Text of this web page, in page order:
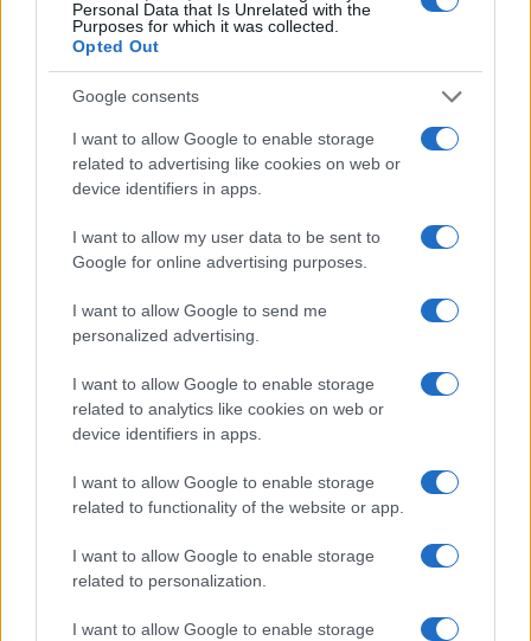
Personal Data that Is Unrelated with the
Purposes for which it was collected.
Opted Out
Google consents
I want to allow Google to enable storage
related to advertising like cookies on web or
device identifiers in apps.
I want to allow my user data to be sent to
Google for online advertising purposes.
I want to allow Google to send me
personalized advertising.
I want to allow Google to enable storage
related to analytics like cookies on web or
device identifiers in apps.
I want to allow Google to enable storage
related to functionality of the website or app.
I want to allow Google to enable storage
related to personalization.
I want to allow Google to enable storage
À lire aussi
Réparations automobiles 2025: le guide malin pour réduire la
facture
Infos Rédaction · 27 Août 2025
AUTOMOBILE